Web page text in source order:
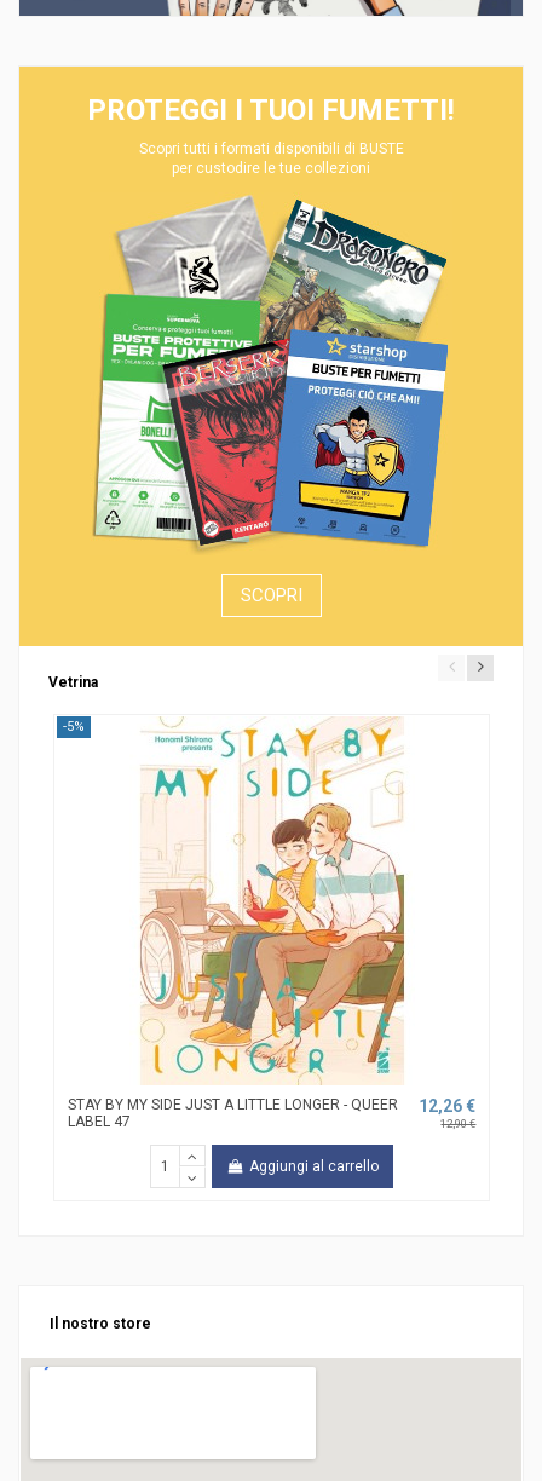
PROTEGGI I TUOI FUMETTI!
Scopri tutti i formati disponibili di BUSTE
per custodire le tue collezioni
SCOPRI
Vetrina
-5%
STAY BY MY SIDE JUST A LITTLE LONGER - QUEER
LABEL 47
12,26 €
12,90 €
Aggiungi al carrello
Il nostro store